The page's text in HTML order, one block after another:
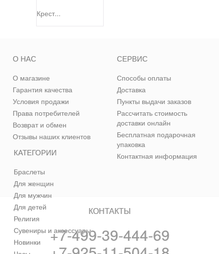
Крест...
КАТЕГОРИИ
Браслеты
Для женщин
Для мужчин
Для детей
Религия
Сувениры и аксессуары
Новинки
О НАС
О магазине
Гарантия качества
Условия продажи
Права потребителей
Возврат и обмен
Отзывы наших клиентов
СЕРВИС
Способы оплаты
Доставка
Пункты выдачи заказов
Рассчитать стоимость
доставки онлайн
Бесплатная подарочная
упаковка
Контактная информация
КОНТАКТЫ
+7-499-39-444-69